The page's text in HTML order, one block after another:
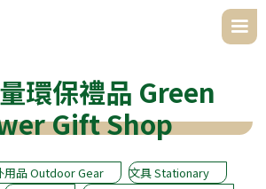
環保禮品 Green
Gift Shop
用品 Outdoor Gear
文具 Stationary